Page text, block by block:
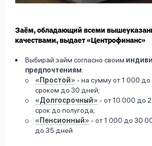
Заём, обладающий всеми
качествами, выдает «Центрофинанс»
Выбирай займ согласно своим
предпочтениям:
«Простой» - на сумму от 1 000
сроком до 30 дней;
«Долгосрочный» - от 10 000 до
срок до полугода;
«Пенсионный» - от 1 000 до 30
до 35 дней.